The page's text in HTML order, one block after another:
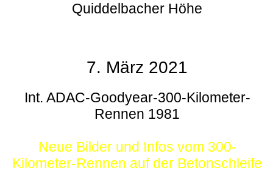
Quiddelbacher Höhe
7. März 2021
Int. ADAC-Goodyear-300-Kilometer-
Rennen 1981
Neue Bilder und Infos vom 300-
Kilometer-Rennen auf der Betonschleife